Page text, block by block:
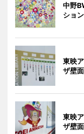
中野
ショ
東映
ザ壁
東映
ザ壁